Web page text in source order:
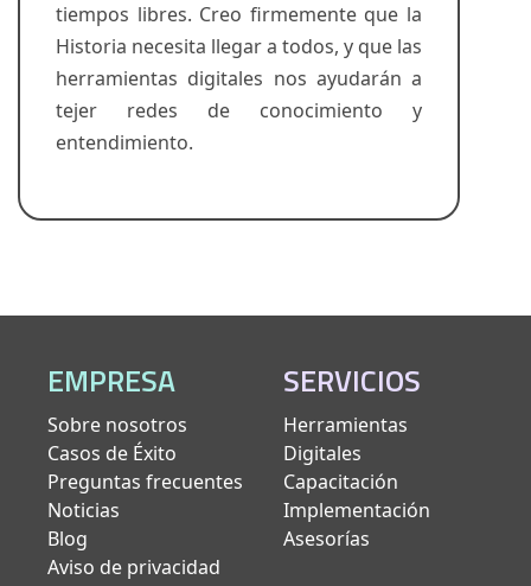
tiempos libres. Creo firmemente que la
Historia necesita llegar a todos, y que las
herramientas digitales nos ayudarán a
tejer redes de conocimiento y
entendimiento.
EMPRESA
Sobre nosotros
Casos de Éxito
Preguntas frecuentes
Noticias
Blog
Aviso de privacidad
SERVICIOS
Herramientas
Digitales
Capacitación
Implementación
Asesorías